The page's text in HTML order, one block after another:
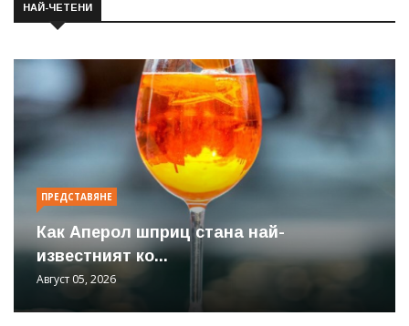
НАЙ-ЧЕТЕНИ
ПРЕДСТАВЯНЕ
Как Аперол шприц стана най-
известният ко...
Август 05, 2026